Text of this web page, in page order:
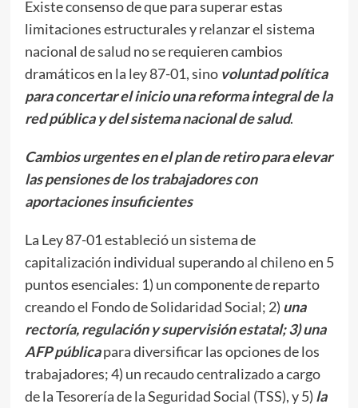
Existe consenso de que para superar estas
limitaciones estructurales y relanzar el sistema
nacional de salud no se requieren cambios
dramáticos en la ley 87-01, sino voluntad política
para concertar el inicio una reforma integral de la
red pública y del sistema nacional de salud.
Cambios urgentes en el plan de retiro para elevar
las pensiones de los trabajadores con
aportaciones insuficientes
La Ley 87-01 estableció un sistema de
capitalización individual superando al chileno en 5
puntos esenciales: 1) un componente de reparto
creando el Fondo de Solidaridad Social; 2) una
rectoría, regulación y supervisión estatal; 3) una
AFP públicapara diversificar las opciones de los
trabajadores; 4) un recaudo centralizado a cargo
de la Tesorería de la Seguridad Social (TSS), y 5) la